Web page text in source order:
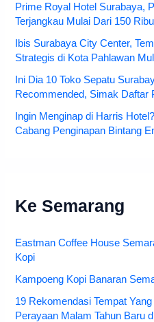
Prime Royal Hotel Surabaya,
Terjangkau Mulai Dari 150
Ibis Surabaya City Center,
Strategis di Kota Pahlawan
Ini Dia 10 Toko Sepatu
Recommended, Simak Daftar
Ingin Menginap di Harris
Cabang Penginapan Bintang
Ke Semarang
Eastman Coffee House
Kopi
Kampoeng Kopi Banaran
19 Rekomendasi Tempat
Perayaan Malam Tahun Baru